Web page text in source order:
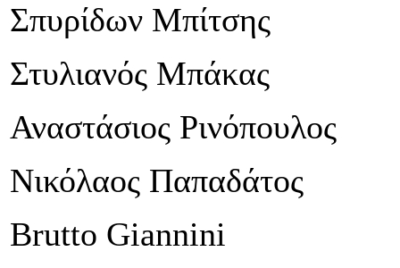
Σπυρίδων Μπίτσης
Στυλιανός Μπάκας
Αναστάσιος Ρινόπουλος
Νικόλαος Παπαδάτος
Brutto Giannini